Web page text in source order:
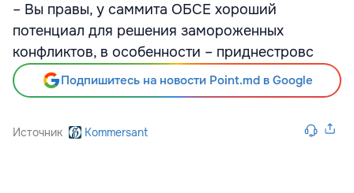
– Вы правы, у саммита ОБСЕ хороший
потенциал для решения замороженных
конфликтов, в особенности – приднестровс
Подпишитесь на новости Point.md в Google
Источник Kommersant